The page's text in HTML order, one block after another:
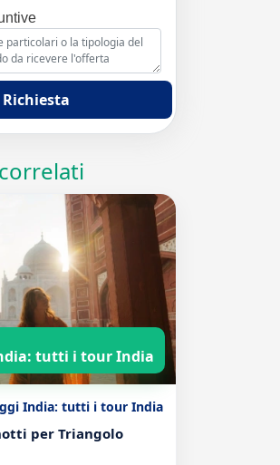
tutti i tour India
India: tutti i tour India
per Triangolo